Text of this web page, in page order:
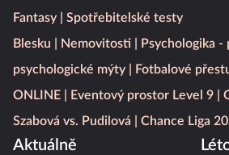
Fantasy
Spotřebitelské testy
Blesku
Nemovitosti
Psychologika
psychologické mýty
Fotbalové
ONLINE
Eventový prostor Level 9
Szabová vs. Pudilová
Chance Liga
Aktuálně